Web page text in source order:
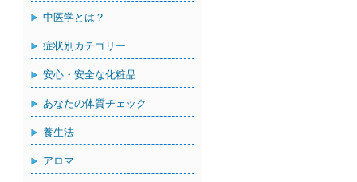
中医学とは？
症状別カテゴリー
安心・安全な化粧品
あなたの体質チェック
養生法
アロマ